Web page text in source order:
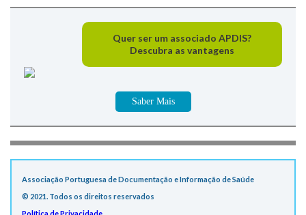
Quer ser um associado APDIS?
Descubra as vantagens
Saber Mais
Associação Portuguesa de Documentação e Informação de Saúde
© 2021. Todos os direitos reservados